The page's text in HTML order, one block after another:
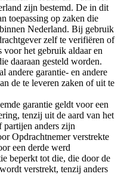
zijn bestemd. De in dit
toepassing op zaken die
Nederland. Bij gebruik
zelf te verifiëren of
voor het gebruik aldaar en
daaraan gesteld worden.
andere garantie- en andere
de te leveren zaken of uit te
garantie geldt voor een
tenzij uit de aard van het
partijen anders zijn
Opdrachtnemer verstrekte
een derde werd
beperkt tot die, die door de
verstrekt, tenzij anders